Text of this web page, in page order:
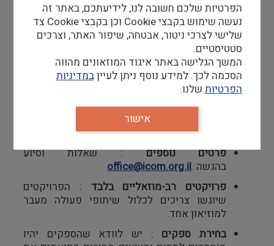
הנחיות כלליות לשני הקולות הקוראים
דגש בהגשה
שלICOM,מטרות ברורות, שיתופי פעולה,
חדשנות וקיימות .
מועד אחרון להגשה
השעה 23:59 זמן צרפת
תוצאות ההגשה:יפורסמו בפברואר 2025
פרטים נוספים:שאלות וסיוע
בהגשה office@icom.org.il.
פרויקטים רב-מוזאליים בלבד : הפרויקטים
שיוגשו צריכים לכלול שיתופי פעולה מעבר
למוזיאון אחד.
בחירת ספקים : יש לוודא שהספקים יהיו
הפרטיות שלכם חשובה לנו, לידיעתכם, באתר זה
נעשה שימוש בקבצי Cookie וכן בקבצי Cookie צד
שלישי לצרכי ניטור, אבטחה, שיפור האתר, וצרכים
סטטיסטיים.
המשך הגלישה באתר איגוד המוזאונים מהווה
הסכמה לכך. למידע נוסף ניתן לעייןבמדיניות
הפרטיותשלנו.
אישור